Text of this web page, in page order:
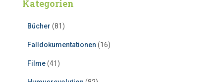
Kategorien
Bücher (81)
Falldokumentationen (16)
Filme(41)